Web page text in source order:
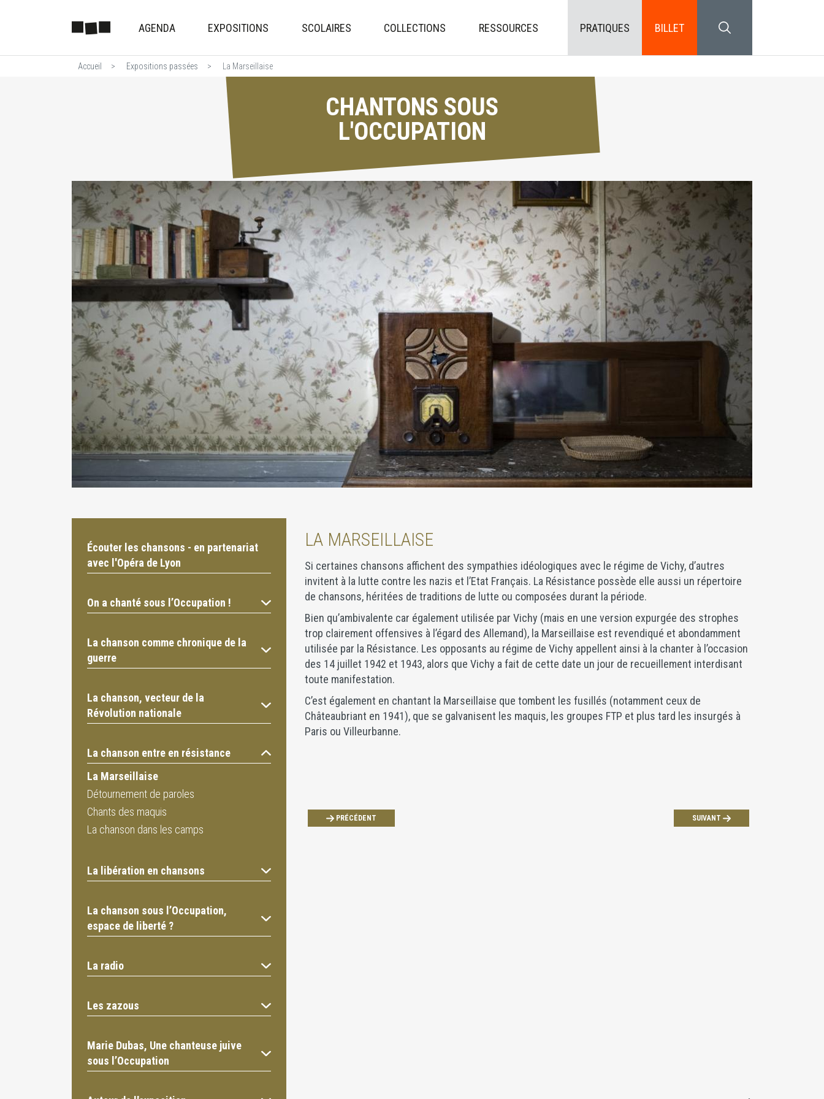
au
AGENDA EXPOSITIONS SCOLAIRES COLLECTIONS RESSOURCES PRATIQUES BILLET SEARCH BLOCK
Accueil Expositions passées La Marseillaise
CHANTONS SOUS
L'OCCUPATION
Écouter les chansons - en partenariat
avec l'Opéra de Lyon
On a chanté sous l’Occupation !
La chanson comme chronique de la
guerre
La chanson, vecteur de la
Révolution nationale
La chanson entre en résistance
La Marseillaise
Détournement de paroles
Chants des maquis
La chanson dans les camps
La libération en chansons
La chanson sous l’Occupation,
espace de liberté ?
La radio
Les zazous
Marie Dubas, Une chanteuse juive
sous l’Occupation
LA MARSEILLAISE
Si certaines chansons affichent des sympathies idéologiques avec le régime de Vichy, d’autres
invitent à la lutte contre les nazis et l’Etat Français. La Résistance possède elle aussi un répertoire
de chansons, héritées de traditions de lutte ou composées durant la période.
Bien qu’ambivalente car également utilisée par Vichy (mais en une version expurgée des strophes
trop clairement offensives à l’égard des Allemand), la Marseillaise est revendiqué et abondamment
utilisée par la Résistance. Les opposants au régime de Vichy appellent ainsi à la chanter à l’occasion
des 14 juillet 1942 et 1943, alors que Vichy a fait de cette date un jour de recueillement interdisant
toute manifestation.
C’est également en chantant la Marseillaise que tombent les fusillés (notamment ceux de
Châteaubriant en 1941), que se galvanisent les maquis, les groupes FTP et plus tard les insurgés à
Paris ou Villeurbanne.
PRÉCÉDENT SUIVANT